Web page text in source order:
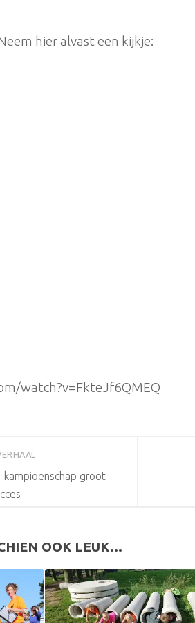
hier alvast een kijkje:
watch?v=FkteJf6QMEQ
kampioenschap groot
OOK LEUK...